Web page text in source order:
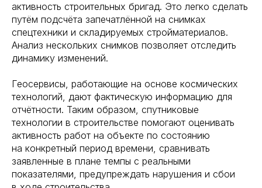
активность строительных бригад. Это легко сделать
путём подсчёта запечатлённой на снимках
спецтехники и складируемых стройматериалов.
Анализ нескольких снимков позволяет отследить
динамику изменений.
Геосервисы, работающие на основе космических
технологий, дают фактическую информацию для
отчётности. Таким образом, спутниковые
технологии в строительстве помогают оценивать
активность работ на объекте по состоянию
на конкретный период времени, сравнивать
заявленные в плане темпы с реальными
показателями, предупреждать нарушения и сбои